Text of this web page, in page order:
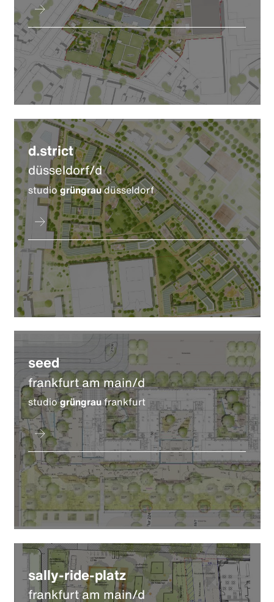
d.strict
düsseldorf/d
studiogrüngraudüsseldorf
seed
frankfurt am main/d
studiogrüngraufrankfurt
sally-ride-platz
frankfurt am main/d